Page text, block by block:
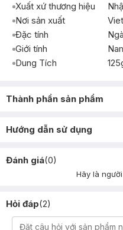
Xuất xứ thương hiệu
Nơi sản xuất
Đặc tính
Giới tính
Dung Tích
Thành phần sản phẩm
Hướng dẫn sử dụng
Đánh giá(0)
Hãy là
Hỏi đáp(2)